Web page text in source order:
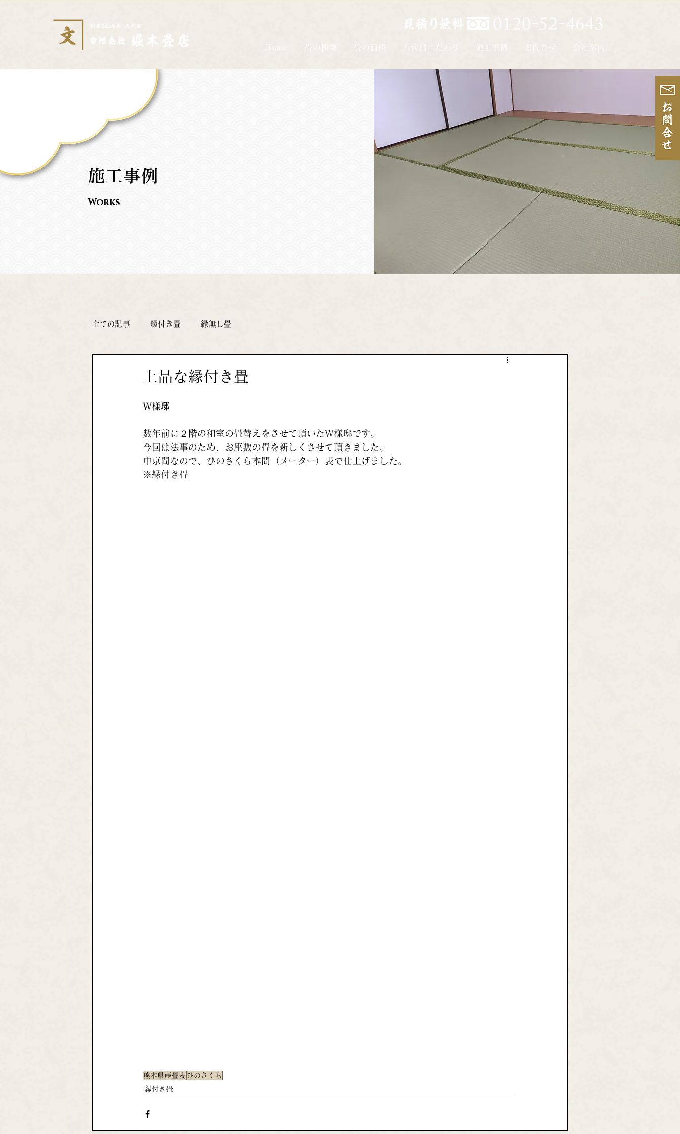
Home 畳の種類 畳の価格 八代目こだわり 施工事例 お問合せ 会社案内
施工事例
Works
全ての記事 縁付き畳 縁無し畳
上品な縁付き畳
Ｗ様邸
数年前に２階の和室の畳替えをさせて頂いたＷ様邸です。
今回は法事のため、お座敷の畳を新しくさせて頂きました。
中京間なので、ひのさくら本間（メーター）表で仕上げました。
※縁付き畳
熊本県産畳表 ひのさくら
縁付き畳